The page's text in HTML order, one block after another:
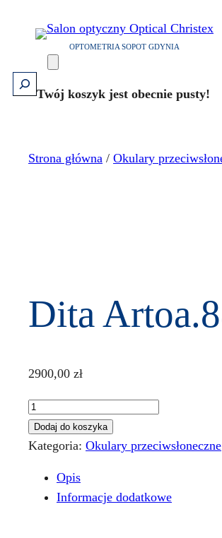
OPTOMETRIA SOPOT GDYNIA
Szukaj
Twój koszyk jest obecnie pusty!
Strona główna / Okulary
Dita
2900,00 zł
ilość
Dita
Artoa.88
190
Dodaj do koszyka
Kategoria: Okulary przeciwsłoneczne
Opis
Informacje dodatkowe